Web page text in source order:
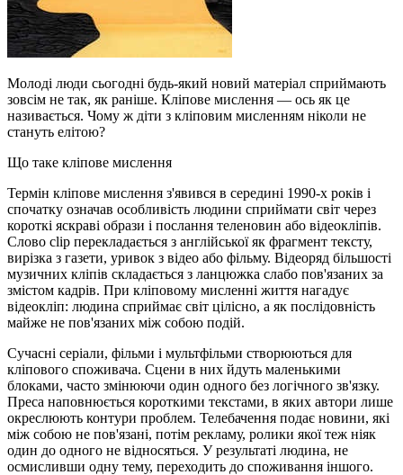
Молоді люди сьогодні будь-який новий матеріал сприймають
зовсім не так, як раніше. Кліпове мислення — ось як це
називається. Чому ж діти з кліповим мисленням ніколи не
стануть елітою?
Що таке кліпове мислення
Термін кліпове мислення з'явився в середині 1990-х років і
спочатку означав особливість людини сприймати світ через
короткі яскраві образи і послання теленовин або відеокліпів.
Слово clip перекладається з англійської як фрагмент тексту,
вирізка з газети, уривок з відео або фільму. Відеоряд більшості
музичних кліпів складається з ланцюжка слабо пов'язаних за
змістом кадрів. При кліповому мисленні життя нагадує
відеокліп: людина сприймає світ цілісно, а як послідовність
майже не пов'язаних між собою подій.
Сучасні серіали, фільми і мультфільми створюються для
кліпового споживача. Сцени в них йдуть маленькими
блоками, часто змінюючи один одного без логічного зв'язку.
Преса наповнюється короткими текстами, в яких автори лише
окреслюють контури проблем. Телебачення подає новини, які
між собою не пов'язані, потім рекламу, ролики якої теж ніяк
один до одного не відносяться. У результаті людина, не
осмисливши одну тему, переходить до споживання іншого.